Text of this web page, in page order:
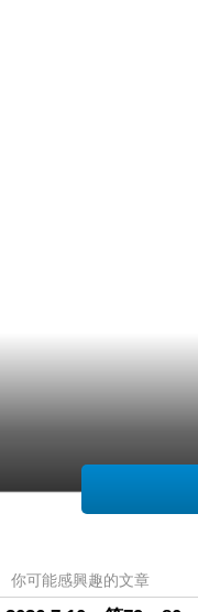
你可能感興趣的文章